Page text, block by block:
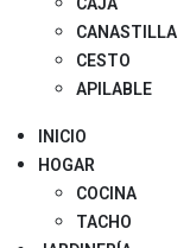
CAJA
CANASTILLA
CESTO
APILABLE
INICIO
HOGAR
COCINA
TACHO